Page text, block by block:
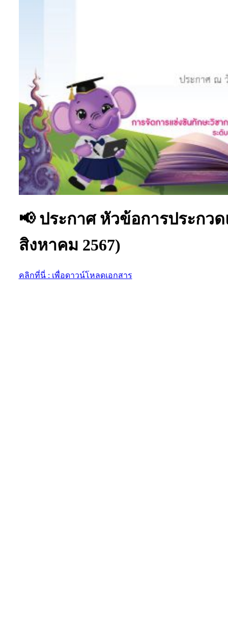
📢 ประกาศ หัวข้อการประกว
สิงหาคม 2567)
คลิกที่นี่ : เพื่อดาวน์โหลดเอกสาร